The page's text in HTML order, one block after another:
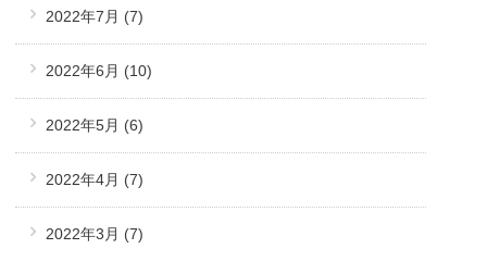
2022年7月 (7)
2022年6月 (10)
2022年5月 (6)
2022年4月 (7)
2022年3月 (7)